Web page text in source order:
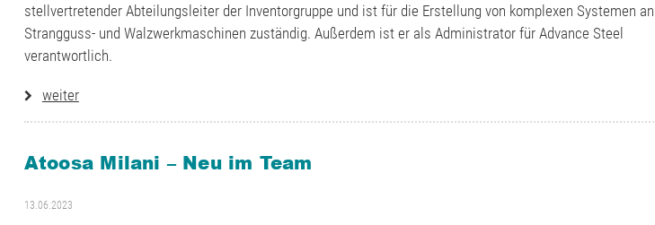
stellvertretender Abteilungsleiter der Inventorgruppe und ist für die Erstellung von komplexen Systemen an
Strangguss- und Walzwerkmaschinen zuständig. Außerdem ist er als Administrator für Advance Steel
verantwortlich.
weiter
Atoosa Milani – Neu im Team
13.06.2023